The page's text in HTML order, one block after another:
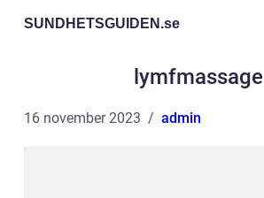
SUNDHETSGUIDEN.se
lymfmassage
16 november 2023 admin